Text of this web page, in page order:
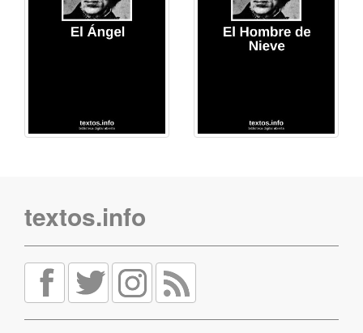
textos.info